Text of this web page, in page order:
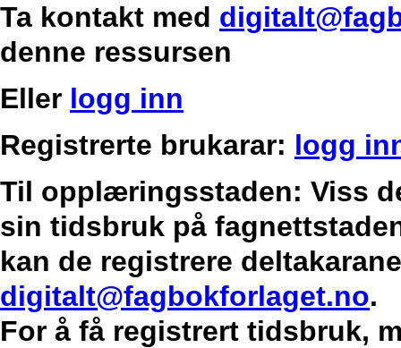
Ta kontakt med
denne ressursen
Eller logg inn
Registrerte brukarar: logg
Til opplæringsstaden: Viss
sin tidsbruk på
kan de registrere
digitalt@fagbokforlaget.no.
For å få registrert tidsbruk,